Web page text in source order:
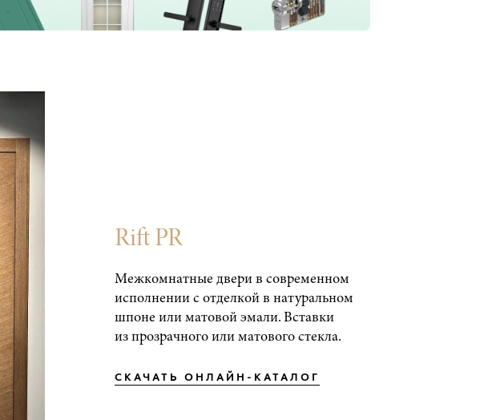
Rift PR
Межкомнатные двери в современном
исполнении с отделкой в натуральном
шпоне или матовой эмали. Вставки
из прозрачного или матового стекла.
СКАЧАТЬ ОНЛАЙН-КАТАЛОГ